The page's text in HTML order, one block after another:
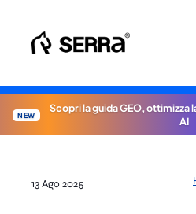
contenuto
NEW
Scopri la guida GEO, ottimizza
AI
13 Ago 2025